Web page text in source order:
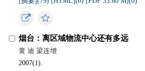
烟台：离区域物流中心还有多远
黄 迪 梁连增
2007(1).